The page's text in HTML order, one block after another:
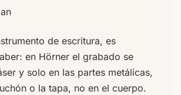
de escritura, es
en Hörner el grabado se
y solo en las partes metálicas,
o la tapa, no en el cuerpo.